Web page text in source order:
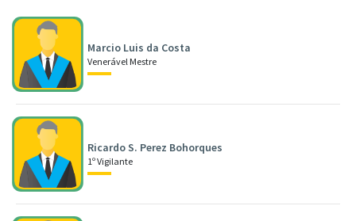
Marcio Luis da Costa
Venerável Mestre
Ricardo S. Perez Bohorques
1º Vigilante